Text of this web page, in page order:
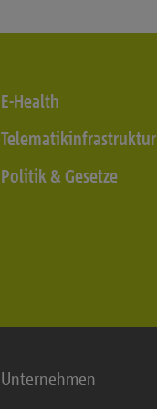
E-Health
Telematikinfrastruktur
Politik & Gesetze
Unternehmen